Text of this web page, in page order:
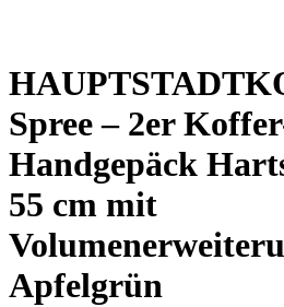
Spree – 2er
Handgepäck
55 cm mit
Apfelgrün